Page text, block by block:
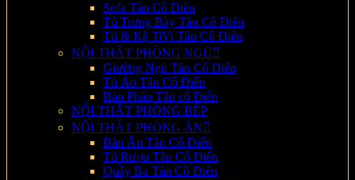
Sofa Tân Cổ Điển
Tủ Trưng Bày Tân Cổ Điển
Tủ & Kệ TiVi Tân Cổ Điển
NỘI THẤT PHÒNG NGỦ
Giường Ngủ Tân Cổ Điển
Tủ Áo Tân Cổ Điển
Bàn Phấn Tân cổ Điển
NỘI THẤT PHÒNG BẾP
NỘI THẤT PHÒNG ĂN
Bàn Ăn Tân Cổ Điển
Tủ Rượu Tân Cổ Điển
Quầy Ba Tân Cồ Điển